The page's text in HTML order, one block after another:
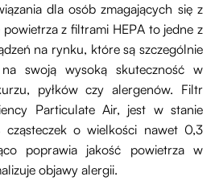
dla osób zmagających się z
powietrza z filtrami HEPA to jedne z
na rynku, które są szczególnie
swoją wysoką skuteczność w
pyłków czy alergenów. Filtr
Particulate Air, jest w stanie
o wielkości nawet 0,3
poprawia jakość powietrza w
objawy alergii.